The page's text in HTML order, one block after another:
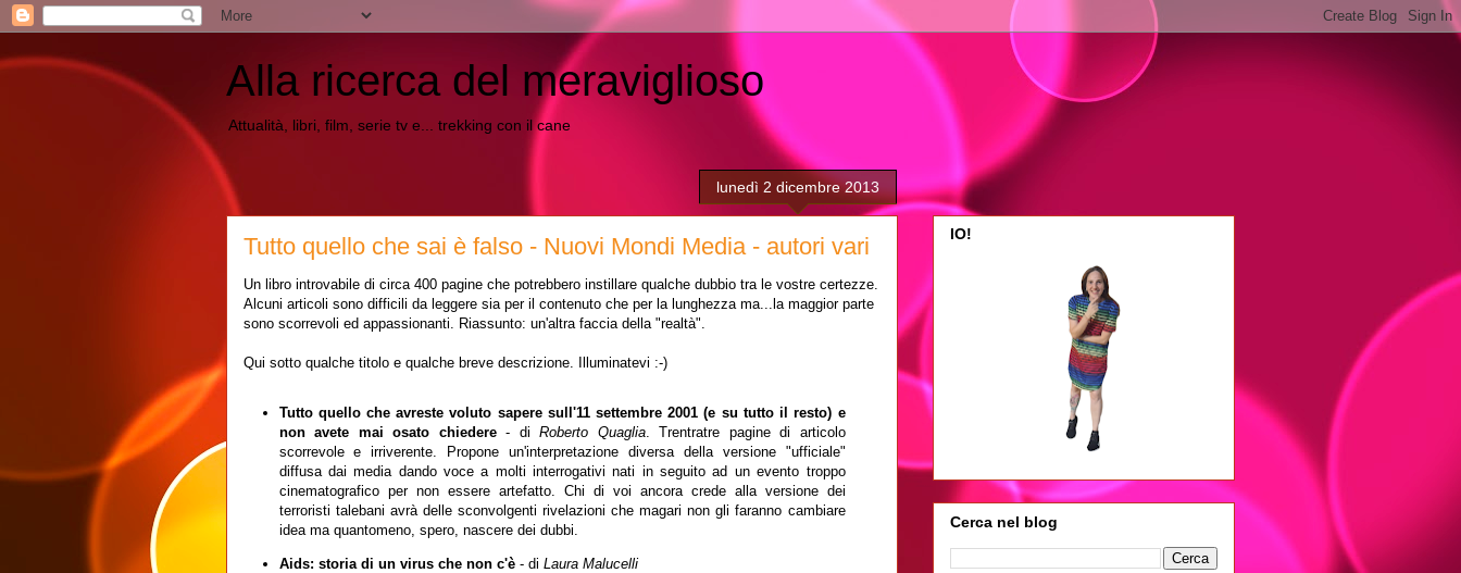
Alla ricerca del meraviglioso
Attualità, libri, film, serie tv e... trekking con il cane
lunedì 2 dicembre 2013
Tutto quello che sai è falso - Nuovi Mondi Media - autori vari
Un libro introvabile di circa 400 pagine che potrebbero instillare qualche dubbio tra le vostre certezze.
Alcuni articoli sono difficili da leggere sia per il contenuto che per la lunghezza ma...la maggior parte
sono scorrevoli ed appassionanti. Riassunto: un'altra faccia della "realtà".
Qui sotto qualche titolo e qualche breve descrizione. Illuminatevi :-)
Tutto quello che avreste voluto sapere sull'11 settembre 2001 (e su tutto il resto) e
non avete mai osato chiedere - di Roberto Quaglia. Trentratre pagine di articolo
scorrevole e irriverente. Propone un'interpretazione diversa della versione "ufficiale"
diffusa dai media dando voce a molti interrogativi nati in seguito ad un evento troppo
cinematografico per non essere artefatto. Chi di voi ancora crede alla versione dei
terroristi talebani avrà delle sconvolgenti rivelazioni che magari non gli faranno cambiare
idea ma quantomeno, spero, nascere dei dubbi.
Aids: storia di un virus che non c'è - di Laura Malucelli
IO!
Cerca nel blog